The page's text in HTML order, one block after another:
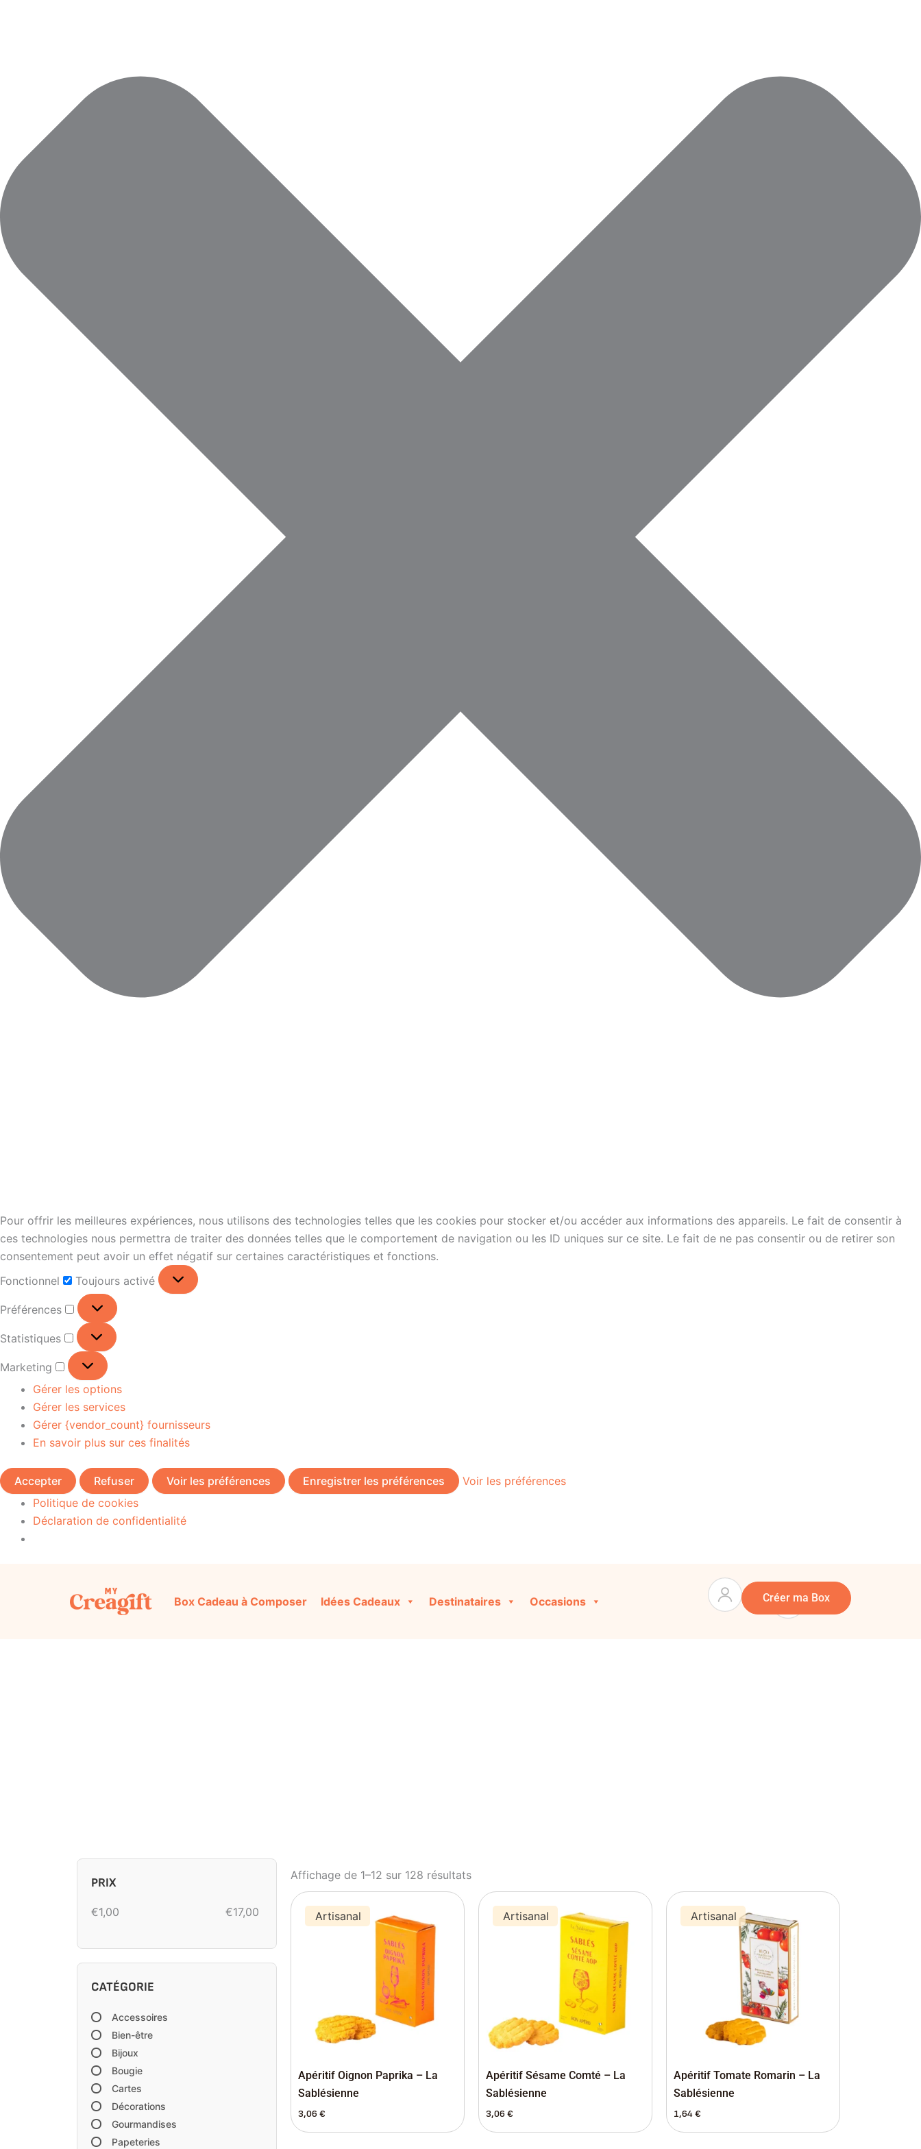
Pour offrir les meilleures expériences, nous utilisons des technologies telles que les cookies pour stocker et/ou accéder aux informations des appareils. Le fait de consentir à
ces technologies nous permettra de traiter des données telles que le comportement de navigation ou les ID uniques sur ce site. Le fait de ne pas consentir ou de retirer son
consentement peut avoir un effet négatif sur certaines caractéristiques et fonctions.
Fonctionnel
Toujours activé
Préférences
Statistiques
Marketing
Gérer les options
Gérer les services
Gérer {vendor_count} fournisseurs
En savoir plus sur ces finalités
Accepter Refuser Voir les préférences Enregistrer les préférences
Voir les préférences
Politique de cookies
Déclaration de confidentialité
Box Cadeau à Composer Idées Cadeaux Destinataires Occasions Panier
Créer ma Box
PRIX
€1,00 €17,00
CATÉGORIE
Accessoires
Bien-être
Bijoux
Bougie
Cartes
Décorations
Gourmandises
Papeteries
Affichage de 1–12 sur 128 résultats
Artisanal
Apéritif Oignon Paprika – La
Sablésienne
3,06 €
Artisanal
Apéritif Sésame Comté – La
Sablésienne
3,06 €
Artisanal
Apéritif Tomate Romarin – La
Sablésienne
1,64€